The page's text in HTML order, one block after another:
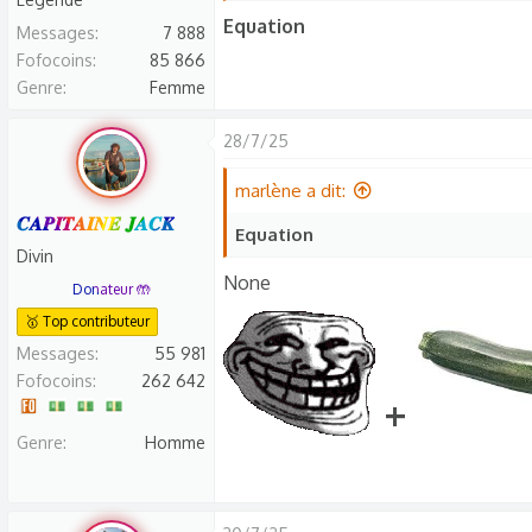
Messages
7 888
Fofocoins
85 866
Genre
Femme
Equation
𝑪𝑨𝑷𝑰𝑻𝑨𝑰𝑵𝑬 𝑱𝑨𝑪𝑲
Divin
Donateur 🤲
🥇 Top contributeur
Messages
55 981
Fofocoins
262 642
Genre Homme
28/7/25
marlène a dit:
Equation
None
+